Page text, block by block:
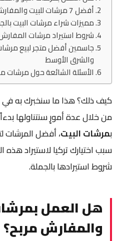
أفضل 7 مرشات للبيت والمفارش
مميزات شراء مرشات البيت
شروط استيراد مرشات
جاسمين أفضل متجر لبيع
والشرق الأوسط
الأسئلة الشائعة حول مرشات
كيف ذلك؟ هذا ما سنخبرك به
من خلال عدة أمورٍ سنتناولها
بمرشات البيت، أفضل المرشات
سبب اختيارك تركيا لاستيراد هذه
شروط استيرادها بالجملة.
هل العمل
والمفارش مربح؟